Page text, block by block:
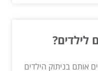
לילדים?
אותם בניתוק הילדים